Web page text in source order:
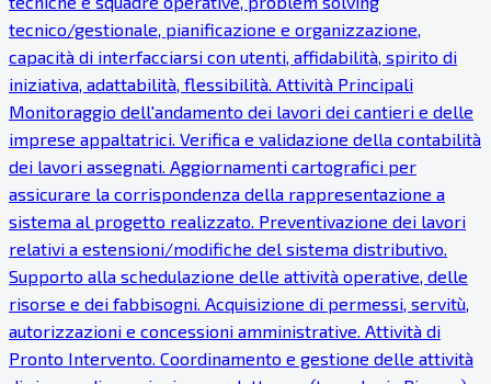
tecnico/gestionale, pianificazione e organizzazione,
capacità di interfacciarsi con utenti, affidabilità, spirito di
iniziativa, adattabilità, flessibilità. Attività Principali
Monitoraggio dell'andamento dei lavori dei cantieri e delle
imprese appaltatrici. Verifica e validazione della contabilità
dei lavori assegnati. Aggiornamenti cartografici per
assicurare la corrispondenza della rappresentazione a
sistema al progetto realizzato. Preventivazione dei lavori
relativi a estensioni/modifiche del sistema distributivo.
Supporto alla schedulazione delle attività operative, delle
risorse e dei fabbisogni. Acquisizione di permessi, servitù,
autorizzazioni e concessioni amministrative. Attività di
Pronto Intervento. Coordinamento e gestione delle attività